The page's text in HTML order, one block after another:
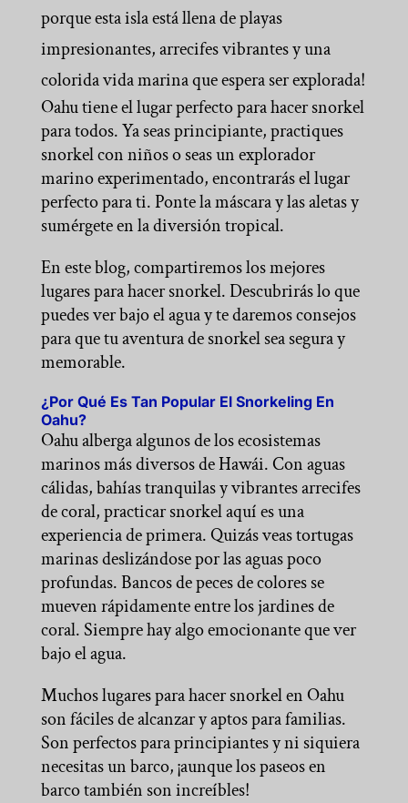
porque esta isla está llena de playas
impresionantes, arrecifes vibrantes y una
colorida vida marina que espera ser explorada!
Oahu tiene el lugar perfecto para hacer snorkel
para todos. Ya seas principiante, practiques
snorkel con niños o seas un explorador
marino experimentado, encontrarás el lugar
perfecto para ti. Ponte la máscara y las aletas y
sumérgete en la diversión tropical.
En este blog, compartiremos los mejores
lugares para hacer snorkel. Descubrirás lo que
puedes ver bajo el agua y te daremos consejos
para que tu aventura de snorkel sea segura y
memorable.
¿Por Qué Es Tan Popular El Snorkeling En
Oahu?
Oahu alberga algunos de los ecosistemas
marinos más diversos de Hawái. Con aguas
cálidas, bahías tranquilas y vibrantes arrecifes
de coral, practicar snorkel aquí es una
experiencia de primera. Quizás veas tortugas
marinas deslizándose por las aguas poco
profundas. Bancos de peces de colores se
mueven rápidamente entre los jardines de
coral. Siempre hay algo emocionante que ver
bajo el agua.
Muchos lugares para hacer snorkel en Oahu
son fáciles de alcanzar y aptos para familias.
Son perfectos para principiantes y ni siquiera
necesitas un barco, ¡aunque los paseos en
barco también son increíbles!